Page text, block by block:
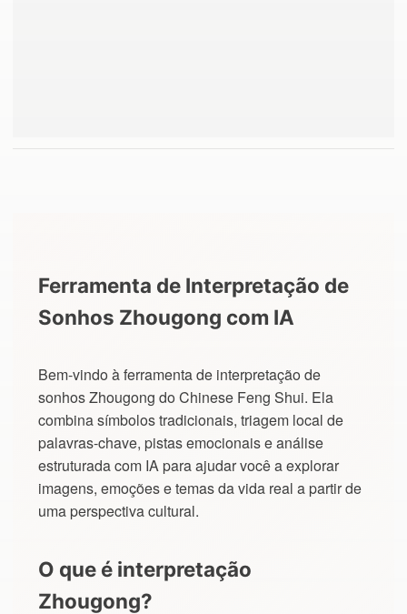
Ferramenta de Interpretação de
Sonhos Zhougong com IA
Bem-vindo à ferramenta de interpretação de
sonhos Zhougong do Chinese Feng Shui. Ela
combina símbolos tradicionais, triagem local de
palavras-chave, pistas emocionais e análise
estruturada com IA para ajudar você a explorar
imagens, emoções e temas da vida real a partir de
uma perspectiva cultural.
O que é interpretação
Zhougong?